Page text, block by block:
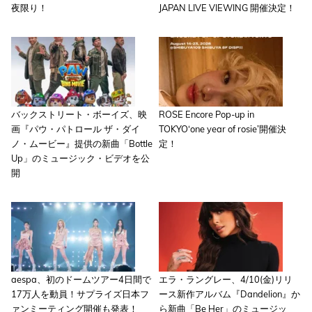
夜限り！
JAPAN LIVE VIEWING 開催決定！
バックストリート・ボーイズ、映
画『パウ・パトロール ザ・ダイ
ノ・ムービー』提供の新曲「Bottle
Up」のミュージック・ビデオを公
開
ROSE Encore Pop-up in
TOKYO‘one year of rosie’開催決
定！
aespa、初のドームツアー4日間で
17万人を動員！サプライズ日本フ
ァンミーティング開催も発表！
エラ・ラングレー、4/10(金)リリ
ース新作アルバム『Dandelion』か
ら新曲「Be Her」のミュージッ